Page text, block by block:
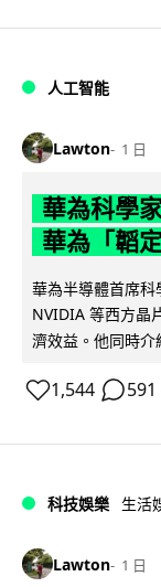
人工智能
Lawton 1 日
華為科學
華為「韜
華為半導體首席
NVIDIA 等西方晶
濟效益。他同時介
1,544 591
科技娛樂 生活
Lawton 1 日